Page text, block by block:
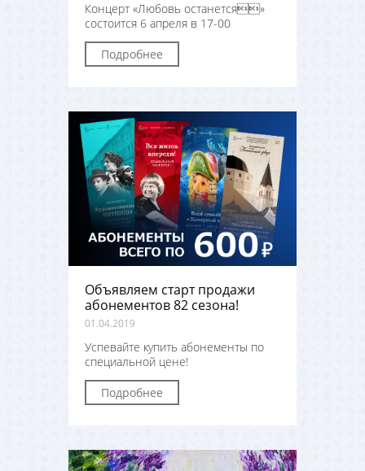
Концерт «Любовь останется»
состоится 6 апреля в 17-00
Подробнее
Объявляем старт продажи
абонементов 82 сезона!
01.04.2019
Успевайте купить абонементы по
специальной цене!
Подробнее